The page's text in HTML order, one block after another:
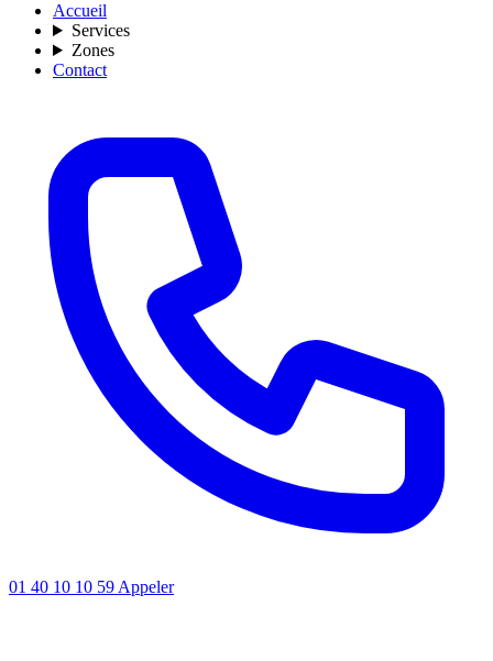
Accueil
Services
Zones
Contact
01 40 10 10 59 Appeler